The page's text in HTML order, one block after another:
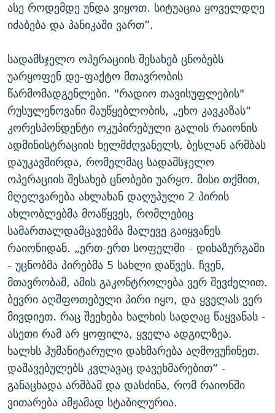
ასე როდემდე უნდა ვიყოთ. სიტუაცია ყოველდღე
იძაბება და პანიკაში ვართ”.
სადამსჯელო ოპერაციის შესახებ ცნობებს
უარყოფენ დე-ფაქტო მთავრობის
წარმომადგენლები. "რადიო თავისუფლების"
რუსულენოვანი მაუწყებლობის, „ეხო კავკაზას“
კორესპონდენტი ოკუპირებული გალის რაიონის
ადმინისტრაციის ხელმძღვანელს, ბესლან არშბას
დაუკავშირდა, რომელმაც სადამსჯელო
ოპერაციის შესახებ ცნობები უარყო. მისი თქმით,
მღელვარება ახლახან დაღუპული 2 პირის
ახლობლებმა მოაწყვეს, რომლებიც
სამართალდამცავებმა მალევე გაიყვანეს
რაიონიდან. „ერთ-ერთ სოფელში - დიხაზურგაში
- უცნობმა პირებმა 5 სახლი დაწვეს. ჩვენ,
მთავრობამ, ამის გაკონტროლება ვერ შევძელით.
ბევრი აღშფოთებული პირი იყო, და ყველას ვერ
მივდიეთ. რაც შეეხება ხალხის სადღაც წაყვანას -
ასეთი რამ არ ყოფილა, ყველა ადგილზეა.
ხალხს ჰუმანიტარული დახმარება აღმოვუჩინეთ.
დაშავებულებს კვლავაც დავეხმარებით“ -
განაცხადა არშბამ და დასძინა, რომ რაიონში
ვითარება ამჟამად სტაბილურია.